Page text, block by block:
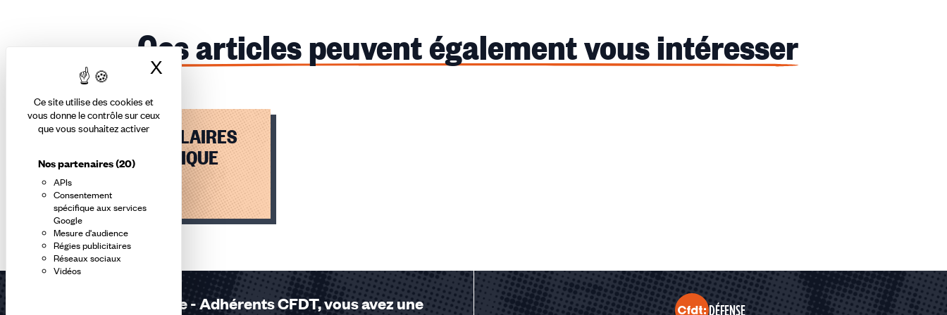
Ce site utilise des cookies et
vous donne le contrôle sur ceux
que vous souhaitez activer
Nos partenaires(20)
APIs
Consentement
spécifique aux services
Google
Mesure d'audience
Régies publicitaires
Réseaux sociaux
Vidéos
X Masquer le bandeau des cookies
Ces articles peuvent également vous intéresser
GRILLES DE SALAIRES
FILIERE TECHNIQUE
Lire l'article
Élément
1
sur
1
Réponses à la carte - Adhérents CFDT, vous avez une
DÉFENSE